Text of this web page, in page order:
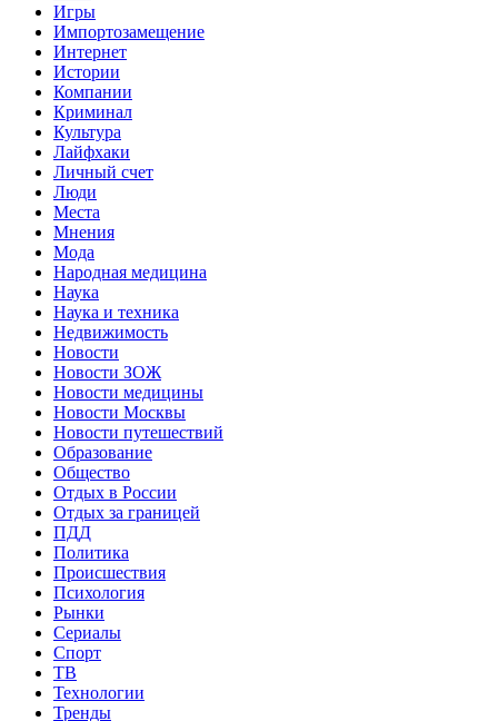
Игры
Импортозамещение
Интернет
Истории
Компании
Криминал
Культура
Лайфхаки
Личный счет
Люди
Места
Мнения
Мода
Народная медицина
Наука
Наука и техника
Недвижимость
Новости
Новости ЗОЖ
Новости медицины
Новости Москвы
Новости путешествий
Образование
Общество
Отдых в России
Отдых за границей
ПДД
Политика
Происшествия
Психология
Рынки
Сериалы
Спорт
ТВ
Технологии
Тренды